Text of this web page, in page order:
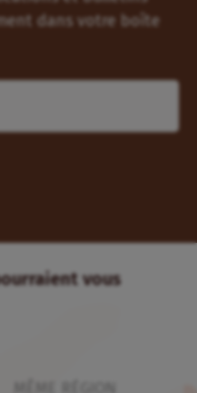
dans votre boîte
vous